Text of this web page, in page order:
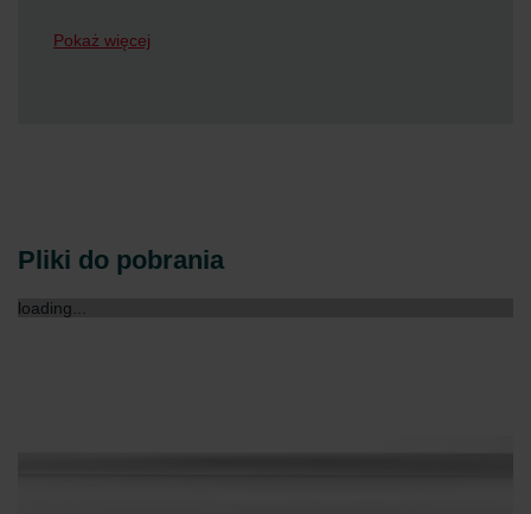
16890) zapewnia bezpyłowe powietrze w
pomieszczeniach i maksymalną higienę
Pokaż więcej
Pliki do pobrania
loading...